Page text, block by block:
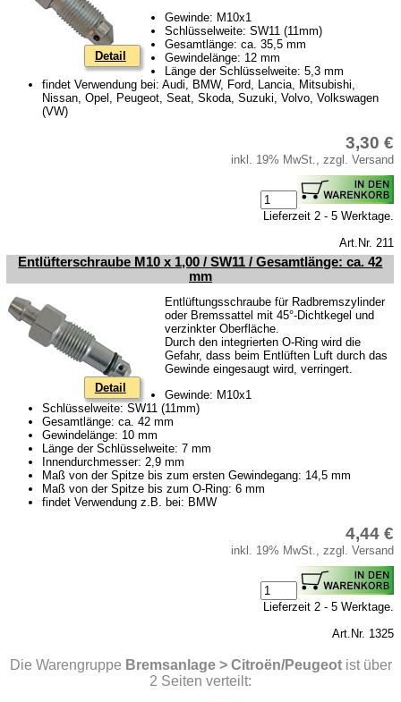
Detail
Gewinde: M10x1
Schlüsselweite: SW11 (11mm)
Gesamtlänge: ca. 35,5 mm
Gewindelänge: 12 mm
Länge der Schlüsselweite: 5,3 mm
findet Verwendung bei: Audi, BMW, Ford, Lancia, Mitsubishi,
Nissan, Opel, Peugeot, Seat, Skoda, Suzuki, Volvo, Volkswagen
(VW)
3,30 €
inkl. 19% MwSt., zzgl. Versand
Lieferzeit 2 - 5 Werktage.
Art.Nr. 211
Entlüfterschraube M10 x 1,00 / SW11 / Gesamtlänge: ca. 42
mm
Detail
Entlüftungsschraube für Radbremszylinder
oder Bremssattel mit 45°-Dichtkegel und
verzinkter Oberfläche.
Durch den integrierten O-Ring wird die
Gefahr, dass beim Entlüften Luft durch das
Gewinde eingesaugt wird, verringert.
Gewinde: M10x1
Schlüsselweite: SW11 (11mm)
Gesamtlänge: ca. 42 mm
Gewindelänge: 10 mm
Länge der Schlüsselweite: 7 mm
Innendurchmesser: 2,9 mm
Maß von der Spitze bis zum ersten Gewindegang: 14,5 mm
Maß von der Spitze bis zum O-Ring: 6 mm
findet Verwendung z.B. bei: BMW
4,44 €
inkl. 19% MwSt., zzgl. Versand
Lieferzeit 2 - 5 Werktage.
Art.Nr. 1325
Die Warengruppe Bremsanlage > Citroën/Peugeotist über
2 Seiten verteilt: